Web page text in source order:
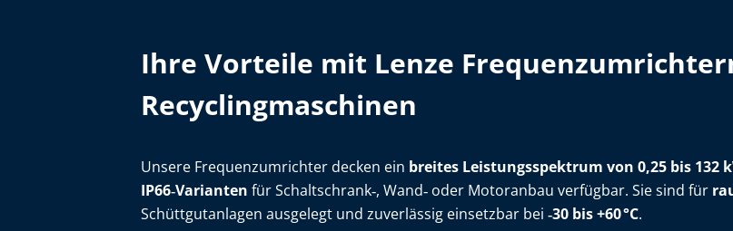
Ihre Vorteile mit Lenze
Recyclingmaschinen
Unsere Frequenzumrichter decken ein breites Leistungsspektrum von 0,25 bis 132
IP66‑Varianten für Schaltschrank‑, Wand‑ oder Motoranbau verfügbar. Sie sind für
Schüttgutanlagen ausgelegt und zuverlässig einsetzbar bei ‑30 bis +60°C.